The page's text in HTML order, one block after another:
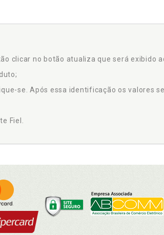
clicar no botão atualiza que será exibido
se. Após essa identificação os valores
Fiel.